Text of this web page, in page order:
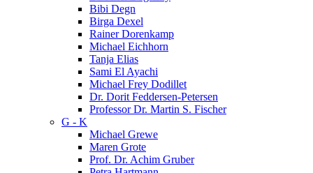
Bibi Degn
Birga Dexel
Rainer Dorenkamp
Michael Eichhorn
Tanja Elias
Sami El Ayachi
Michael Frey Dodillet
Dr. Dorit Feddersen-Petersen
Professor Dr. Martin S. Fischer
G - K
Michael Grewe
Maren Grote
Prof. Dr. Achim Gruber